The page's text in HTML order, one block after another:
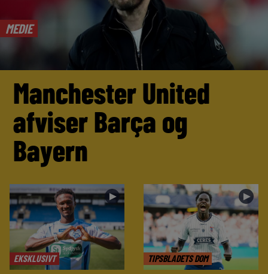
MEDIE
Manchester United
afviser Barça og
Bayern
EKSKLUSIVT
►
TIPSBLADETS DOM
►